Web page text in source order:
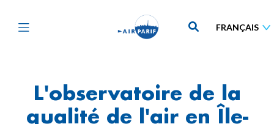
au
contenu
L'observatoire de la
qualité de l'air en Île-